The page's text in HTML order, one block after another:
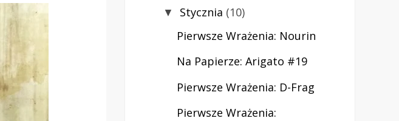
▼ Stycznia (10)
Pierwsze Wrażenia: Nourin
Na Papierze: Arigato #19
Pierwsze Wrażenia: D-Frag
Pierwsze Wrażenia: